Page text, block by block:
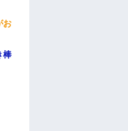
お
棒